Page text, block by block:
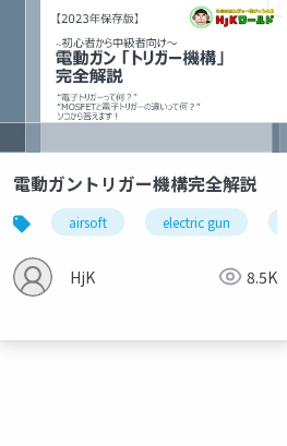
電動ガントリガー機構完全解説
airsoft electric gun
HjK 8.5K